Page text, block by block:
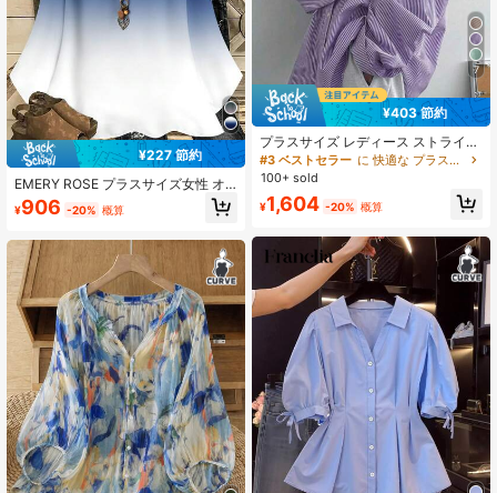
¥227 節約
EMERY ROSE プラスサイズ女性 オ
ールオーバープリント ルーズフィッ
ト ラウンドネック 3/4スリーブ カジ
¥906 -20% 概算
7
¥403 節約
プラスサイズ レディース ストライプ
柄 ボタンアップシャツ、ドロップシ
ョルダー 長袖、織物素材
#3 ベストセラー
に 快適な プラスサイズのトップス
100+ sold
¥1,604 -20% 概算